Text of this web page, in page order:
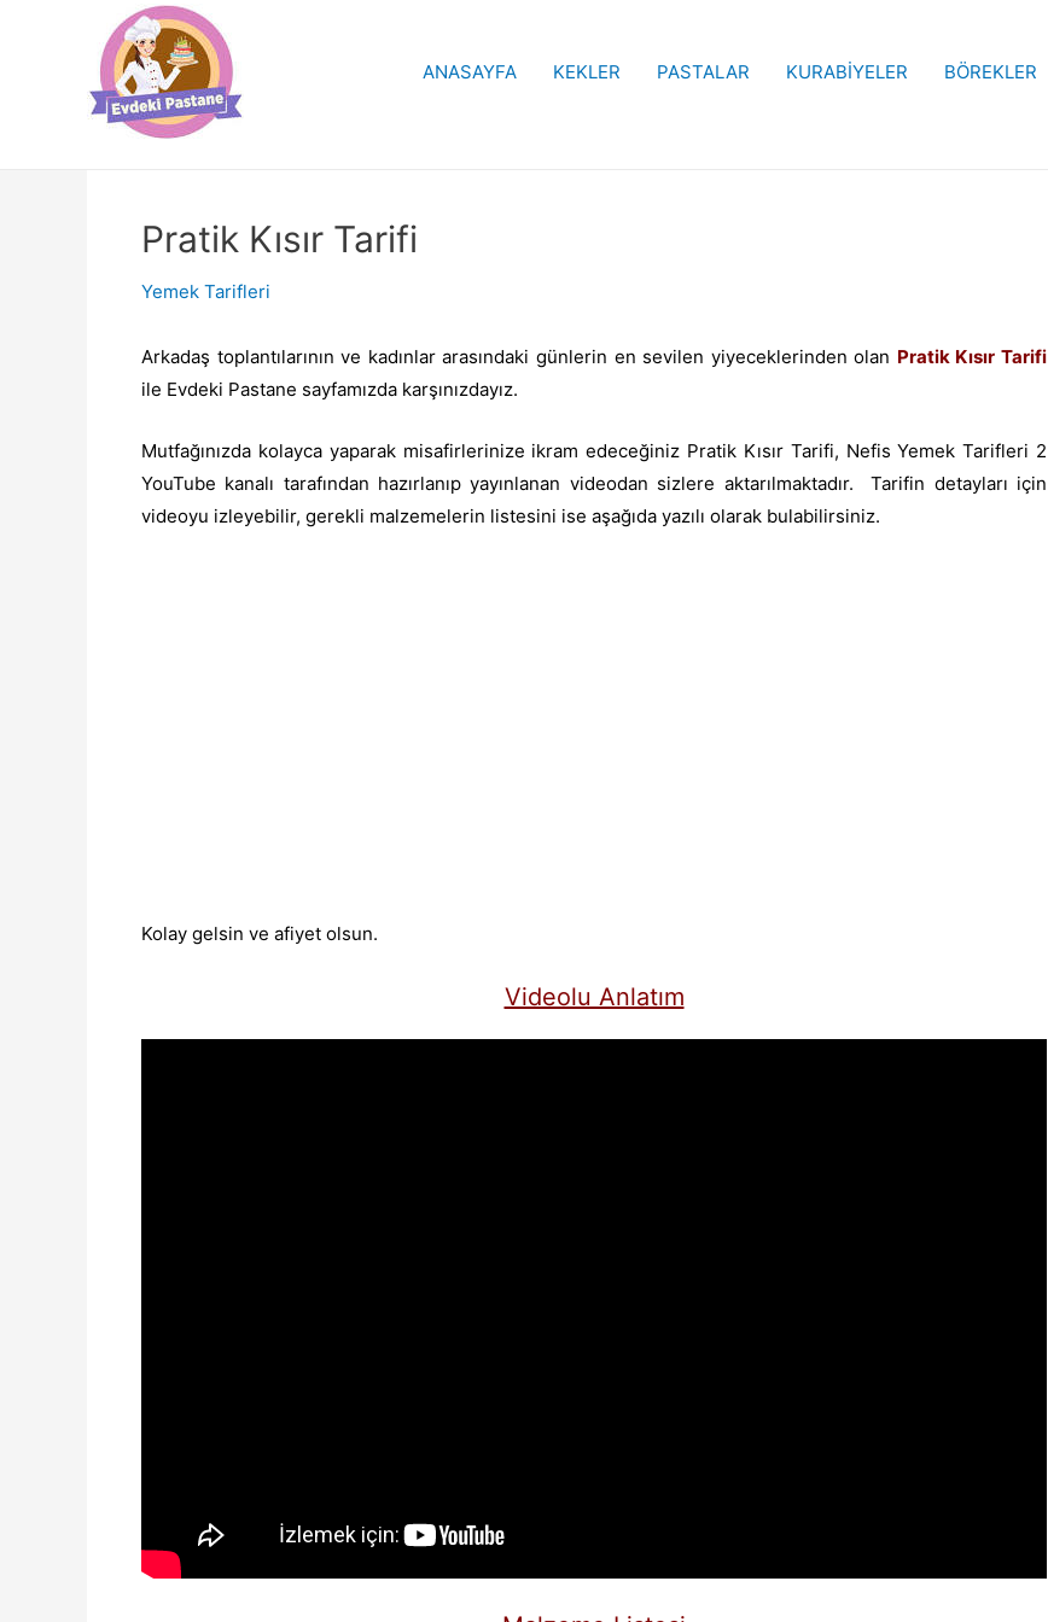
ANASAYFA
KEKLER PASTALAR KURABİYELER BÖREKLER
Pratik Kısır Tarifi
Yemek Tarifleri
Arkadaş toplantılarının ve kadınlar arasındaki günlerin en sevilen yiyeceklerinden olan Pratik Kısır Tarifi
ile Evdeki Pastane sayfamızda karşınızdayız.
Mutfağınızda kolayca yaparak misafirlerinize ikram edeceğiniz Pratik Kısır Tarifi, Nefis Yemek Tarifleri 2
YouTube kanalı tarafından hazırlanıp yayınlanan videodan sizlere aktarılmaktadır. Tarifin detayları için
videoyu izleyebilir, gerekli malzemelerin listesini ise aşağıda yazılı olarak bulabilirsiniz.
Kolay gelsin ve afiyet olsun.
Videolu Anlatım